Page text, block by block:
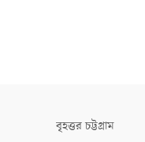
বৃহত্তর চট্টগ্রাম